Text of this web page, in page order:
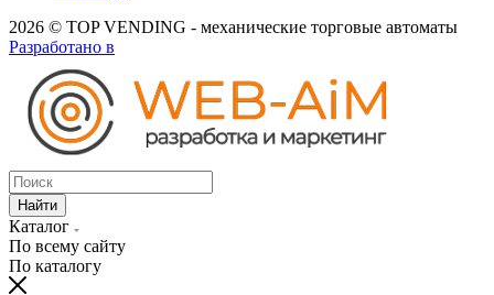
2026 © TOP VENDING - механические торговые автоматы
Разработано в
Найти
Каталог
По всему сайту
По каталогу